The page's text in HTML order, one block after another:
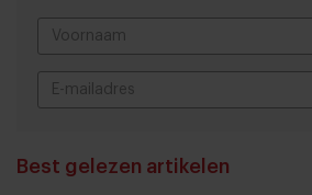
Best gelezen artikelen